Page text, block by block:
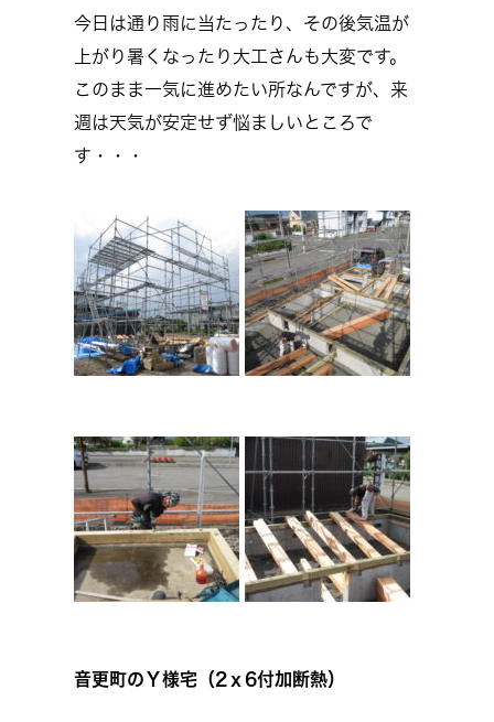
今日は通り雨に当たったり、その後気温が
上がり暑くなったり大工さんも大変です。
このまま一気に進めたい所なんですが、来
週は天気が安定せず悩ましいところで
す・・・
音更町のＹ様宅（2ｘ6付加断熱）